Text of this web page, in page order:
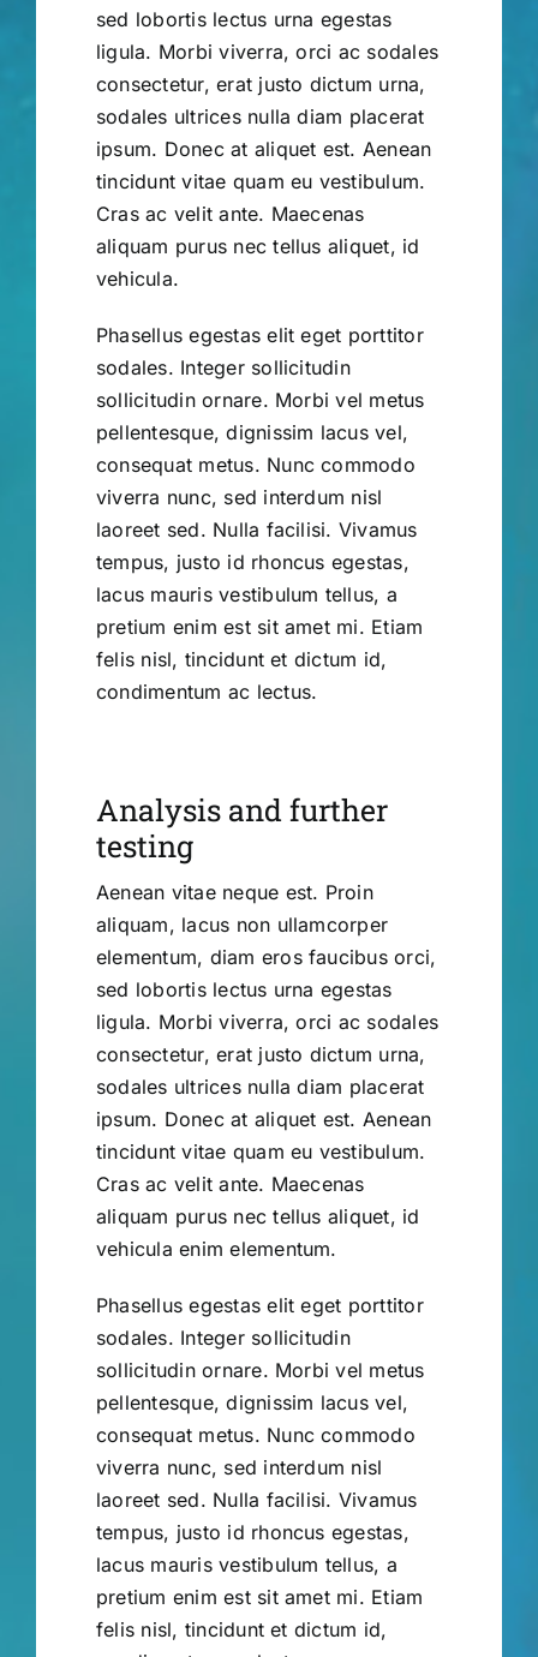
sed lobortis lectus urna egestas
ligula. Morbi viverra, orci ac sodales
consectetur, erat justo dictum urna,
sodales ultrices nulla diam placerat
ipsum. Donec at aliquet est. Aenean
tincidunt vitae quam eu vestibulum.
Cras ac velit ante. Maecenas
aliquam purus nec tellus aliquet, id
vehicula.
Phasellus egestas elit eget porttitor
sodales. Integer sollicitudin
sollicitudin ornare. Morbi vel metus
pellentesque, dignissim lacus vel,
consequat metus. Nunc commodo
viverra nunc, sed interdum nisl
laoreet sed. Nulla facilisi. Vivamus
tempus, justo id rhoncus egestas,
lacus mauris vestibulum tellus, a
pretium enim est sit amet mi. Etiam
felis nisl, tincidunt et dictum id,
condimentum ac lectus.
Analysis and further
testing
Aenean vitae neque est. Proin
aliquam, lacus non ullamcorper
elementum, diam eros faucibus orci,
sed lobortis lectus urna egestas
ligula. Morbi viverra, orci ac sodales
consectetur, erat justo dictum urna,
sodales ultrices nulla diam placerat
ipsum. Donec at aliquet est. Aenean
tincidunt vitae quam eu vestibulum.
Cras ac velit ante. Maecenas
aliquam purus nec tellus aliquet, id
vehicula enim elementum.
Phasellus egestas elit eget porttitor
sodales. Integer sollicitudin
sollicitudin ornare. Morbi vel metus
pellentesque, dignissim lacus vel,
consequat metus. Nunc commodo
viverra nunc, sed interdum nisl
laoreet sed. Nulla facilisi. Vivamus
tempus, justo id rhoncus egestas,
lacus mauris vestibulum tellus, a
pretium enim est sit amet mi. Etiam
felis nisl, tincidunt et dictum id,